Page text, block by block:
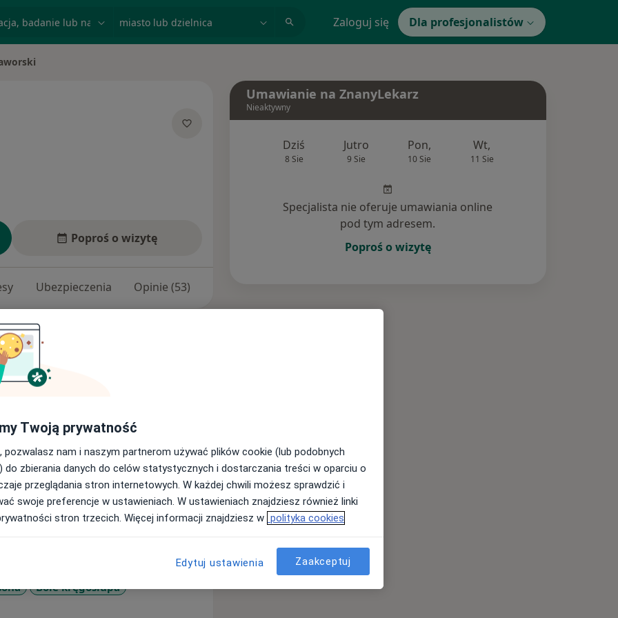
Zaloguj się Dla profesjonalistów
Poproś o wizytę
Ubezpieczenia Opinie (53)
oddziale neurologicznym, zajmujący
układu nerwowego, takich jak
rozsiane, choroba Parkinsona i inne
układu nerwowego.
szyjnych oraz USG Doppler
kurs interpretacji EEG.
Bóle kręgosłupa
Umawianie na ZnanyLekarz
Nieaktywny
Dziś
8 Sie
Jutro
9 Sie
Pon,
10 Sie
Wt,
11 Sie
Specjalista nie oferuje umawiania online
pod tym adresem.
Poproś o wizytę
Twoją prywatność
pozwalasz nam i naszym partnerom używać plików cookie (lub podobnych
do zbierania danych do celów statystycznych i dostarczania treści w oparciu o
przeglądania stron internetowych. W każdej chwili możesz sprawdzić i
swoje preferencje w ustawieniach. W ustawieniach znajdziesz również linki
stron trzecich. Więcej informacji znajdziesz w polityka cookies
Edytuj ustawienia Zaakceptuj